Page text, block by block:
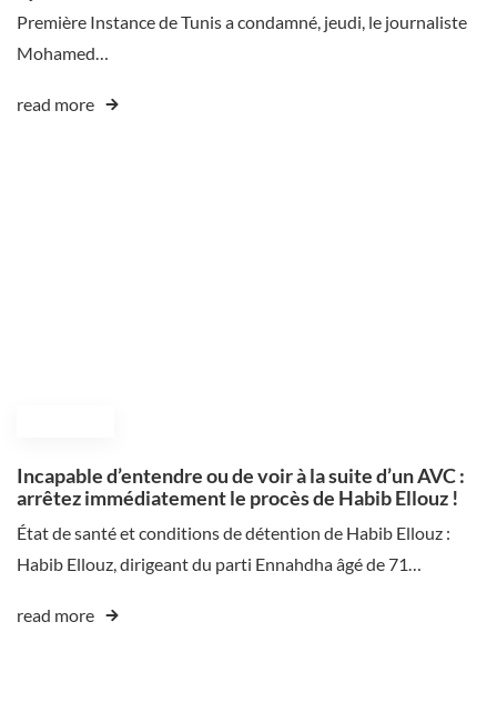
Première Instance de Tunis a condamné, jeudi, le journaliste
Mohamed…
read more
Incapable d’entendre ou de voir à la suite d’un AVC :
arrêtez immédiatement le procès de Habib Ellouz !
État de santé et conditions de détention de Habib Ellouz :
Habib Ellouz, dirigeant du parti Ennahdha âgé de 71…
read more